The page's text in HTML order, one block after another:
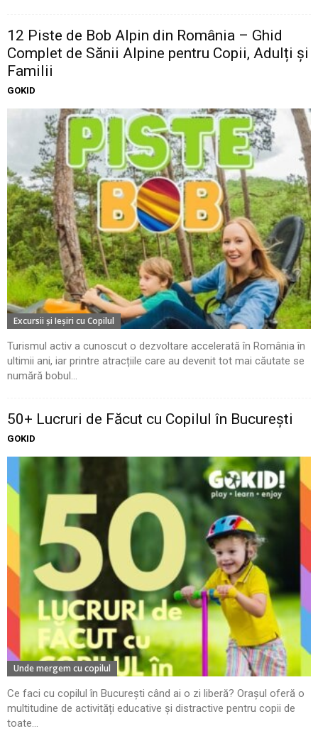
12 Piste de Bob Alpin din România – Ghid
Complet de Sănii Alpine pentru Copii, Adulți și
Familii
GOKID
Excursii şi Ieşiri cu Copilul
Turismul activ a cunoscut o dezvoltare accelerată în România în
ultimii ani, iar printre atracțiile care au devenit tot mai căutate se
numără bobul...
50+ Lucruri de Făcut cu Copilul în București
GOKID
Unde mergem cu copilul
Ce faci cu copilul în București când ai o zi liberă? Orașul oferă o
multitudine de activități educative și distractive pentru copii de
toate...